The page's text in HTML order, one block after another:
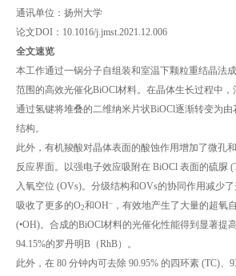
通讯单位：扬州大学
论文DOI：10.1016/j.jmst.2021.12.006
全文速览
本工作通过一锅分子自组装和室温下颗粒重结晶法
范围的高效光催化BiOCl材料。在晶体生长过程中，
通过氢键将堆叠的二维纳米片状BiOCl逐渐转变为
结构。
此外，有机羧酸对晶体表面的酸蚀作用增加了微孔
反应界面。以强电子效应吸附在 BiOCl 表面的硫脲
入氧空位 (OVs)。分级结构和OVs的协同作用减少
吸收了更多的O2和OH– ，有效地产生了大量的超氧
(•OH)。合成的BiOCl材料的光催化性能得到显著提
94.15%的罗丹明B（RhB）。
此外，在 80 分钟内可去除 90.95% 的四环素 (TC)、